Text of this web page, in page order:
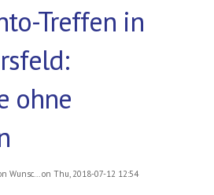
Treffen in
ohne
Wunsc... on Thu, 2018-07-12 12:54